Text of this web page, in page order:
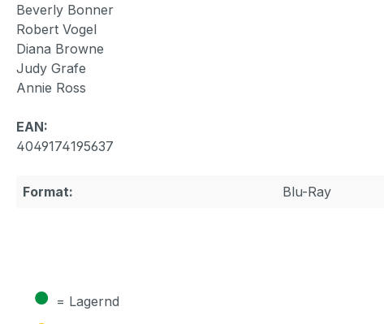
Beverly Bonner
Robert Vogel
Diana Browne
Judy Grafe
Annie Ross
EAN:
4049174195637
Format: Blu-Ray
● = Lagernd